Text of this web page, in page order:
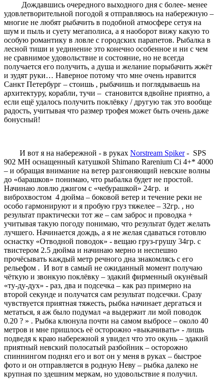
Дождавшись очередного выходного дня с более- менее
удовлетворительной погодой я отправляюсь на набережную –
многие не любят рыбачить в подобной атмосфере сетуя на
шум и пыль и суету мегаполиса, а я наоборот вижу какую то
особую романтику в ловле с городских парапетов. Рыбалка в
лесной тиши и уединение это конечно особенное и ни с чем
не сравнимое удовольствие и состояние, но не всегда
получается его получить, а душа и желание порыбачить жжёт
и зудят руки… Наверное потому что мне очень нравится
Санкт Петербург – стоишь , рыбачишь и поглядываешь на
архитектуру, корабли, тучи – становится вдвойне приятно, а
если ещё удалось получить поклёвку / другую так это вообще
радость, учитывая что размер трофея может быть очень даже
бонусный!
И вот я на набережной - в руках Norstream Spiker- SPS
902 MH оснащенный катушкой Shimano Rarenium Ci 4+* 4000
– и обращая внимание на ветер разгоняющий невские волны
до «барашков» понимаю, что рыбалка будет не простой.
Начинаю ловлю джигом с «чебурашкой» 24гр. и
виброхвостом 4 дюйма – боковой ветер и течение реки не
особо гармонируют и я пробую груз тяжелее – 32гр. , но
результат практически тот же – сам заброс и проводка +
учитывая такую погоду понимаю, что результат будет желать
лучшего. Начинается дождь, а я не желая сдаваться готовлю
оснастку «Отводной поводок» - вещаю груз-грушу 34гр. с
твистером 2.5 дюйма и начинаю мерно и неспешно
прочёсывать каждый метр речного дна знакомлясь с его
рельефом . И вот в самый не ожиданный момент получаю
чёткую и звонкую поклёвку – эдакий фирменный окунёвый
«ту-ду-дух» - раз, два и подсечка – как раз примерно на
второй секунде и получатся сам результат подсечки. Сразу
чувствуется приятная тяжесть, рыбка начинает дергаться и
метаться, я аж было подумал «а выдержит ли мой поводок
0.20 ? » . Рыбка клюнула почти на самом выбросе – около 40
метров и мне пришлось её осторожно «выкачивать» - лишь
подведя к краю набережной я увидел что это окунь – эдакий
приятный невский полосатый разбойник – осторожно
спиннингом поднял его и вот он у меня в руках – быстрое
фото и он отправляется в родную Неву – рыбка далеко не
крупная по здешним меркам, но удовольствие я получил.